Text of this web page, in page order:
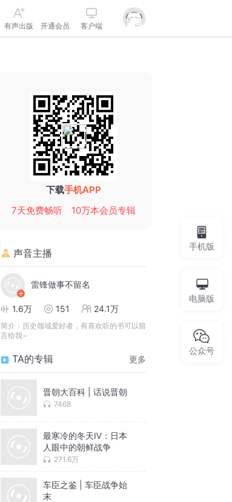
有声出版 开通会员 客户端
下载手机APP
7天免费畅听
10万本会员专辑
声音主播
雷锋做事不留名
1.6万 151 24.1万
简介： 历史领域爱好者，有喜欢听的书可以留
言给我~
TA的专辑 更多
晋朝大百科 | 话说晋朝
7468
最寒冷的冬天Ⅳ：日本
人眼中的朝鲜战争
271.6万
车臣之鉴 | 车臣战争始
末
手机版
电脑版
公众号